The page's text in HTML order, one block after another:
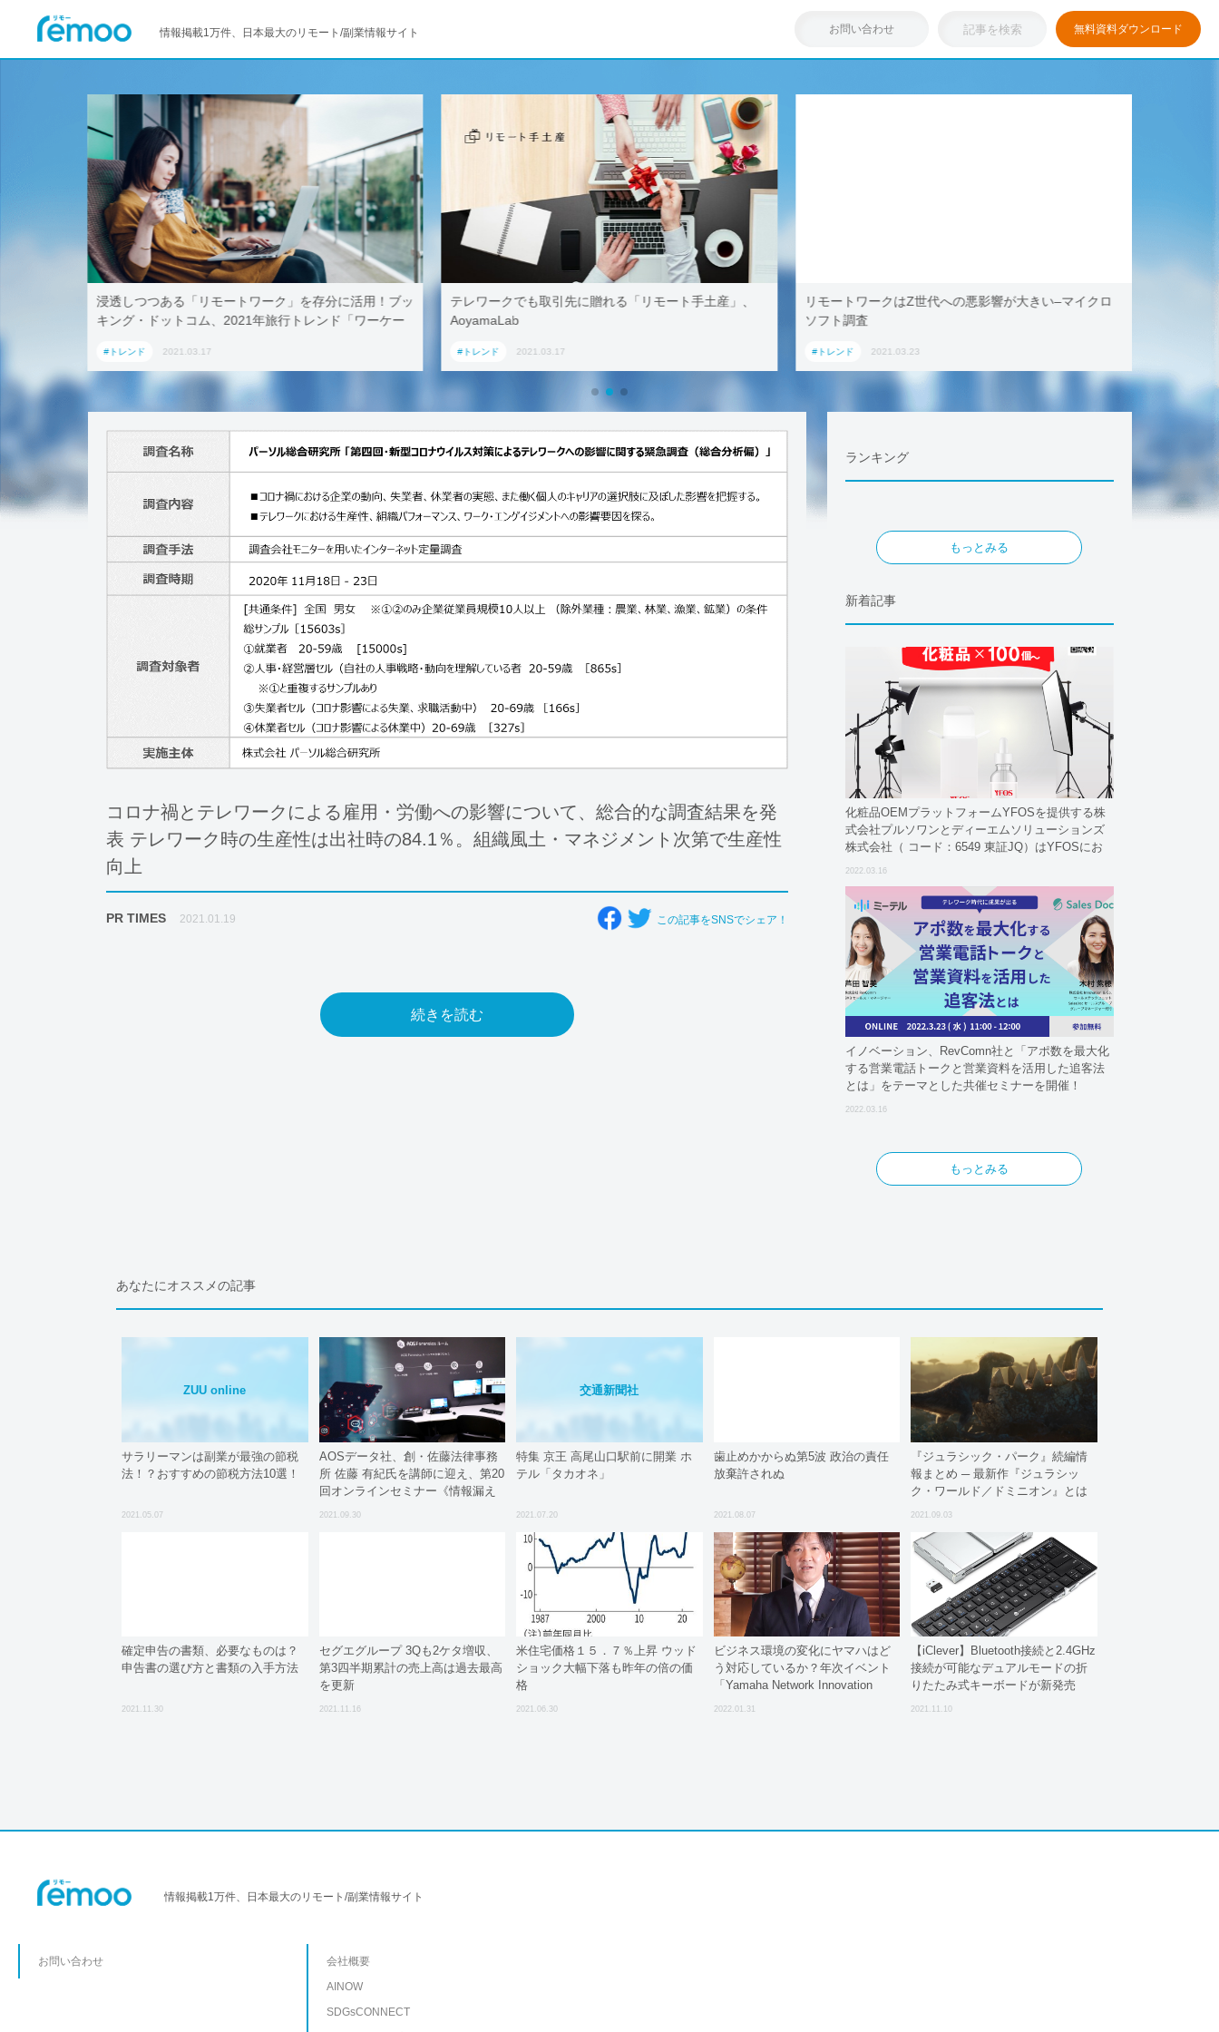
情報掲載1万件、日本最大のリモート/副業情報サイト お問い合わせ 無料資料ダウンロード
浸透しつつある「リモートワーク」を存分に活用！ブッ
キング・ドットコム、2021年旅行トレンド「ワーケー
#トレンド 2021.03.17
テレワークでも取引先に贈れる「リモート手土産」、
AoyamaLab
#トレンド 2021.03.17
リモートワークはZ世代への悪影響が大きい–マイクロ
ソフト調査
#トレンド 2021.03.23
コロナ禍とテレワークによる雇用・労働への影響について、総合的な調査結果を発
表 テレワーク時の生産性は出社時の84.1％。組織風土・マネジメント次第で生産性
向上
PR TIMES 2021.01.19 この記事をSNSでシェア！
続きを読む
ランキング
もっとみる
新着記事
化粧品OEMプラットフォームYFOSを提供する株
式会社プルソワンとディーエムソリューションズ
株式会社（ コード：6549 東証JQ）はYFOSにお
2022.03.16
イノベーション、RevComn社と「アポ数を最大化
する営業電話トークと営業資料を活用した追客法
とは」をテーマとした共催セミナーを開催！
2022.03.16
もっとみる
あなたにオススメの記事
ZUU online
サラリーマンは副業が最強の節税
法！？おすすめの節税方法10選！
2021.05.07
AOSデータ社、創・佐藤法律事務
所 佐藤 有紀氏を講師に迎え、第20
回オンラインセミナー《情報漏え
2021.09.30
交通新聞社
特集 京王 高尾山口駅前に開業 ホ
テル「タカオネ」
2021.07.20
歯止めかからぬ第5波 政治の責任
放棄許されぬ
2021.08.07
『ジュラシック・パーク』続編情
報まとめ ─ 最新作『ジュラシッ
ク・ワールド／ドミニオン』とは
2021.09.03
確定申告の書類、必要なものは？
申告書の選び方と書類の入手方法
2021.11.30
セグエグループ 3Qも2ケタ増収、
第3四半期累計の売上高は過去最高
を更新
2021.11.16
米住宅価格１５．７％上昇 ウッド
ショック大幅下落も昨年の倍の価
格
2021.06.30
ビジネス環境の変化にヤマハはど
う対応しているか？年次イベント
「Yamaha Network Innovation
Forum 2022」レポート
2022.01.31
【iClever】Bluetooth接続と2.4GHz
接続が可能なデュアルモードの折
りたたみ式キーボードが新発売
2021.11.10
情報掲載1万件、日本最大のリモート/副業情報サイト
お問い合わせ
会社概要
AINOW
SDGsCONNECT